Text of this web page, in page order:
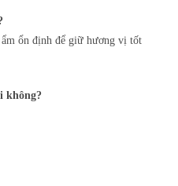
ổn định để giữ hương vị tốt
không?